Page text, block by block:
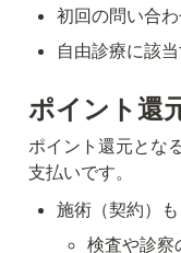
初回の問い合
自由診療に該
ポイント還
ポイント還元とな
支払いです。
施術（契約）
検査や診察